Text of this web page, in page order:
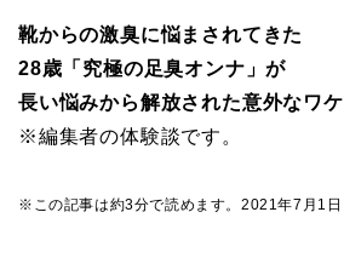
靴からの激臭に悩まされてきた
28歳「究極の足臭オンナ」が
長い悩みから解放された意外なワケ
※編集者の体験談です。
※この記事は約3分で読めます。2021年7月1日